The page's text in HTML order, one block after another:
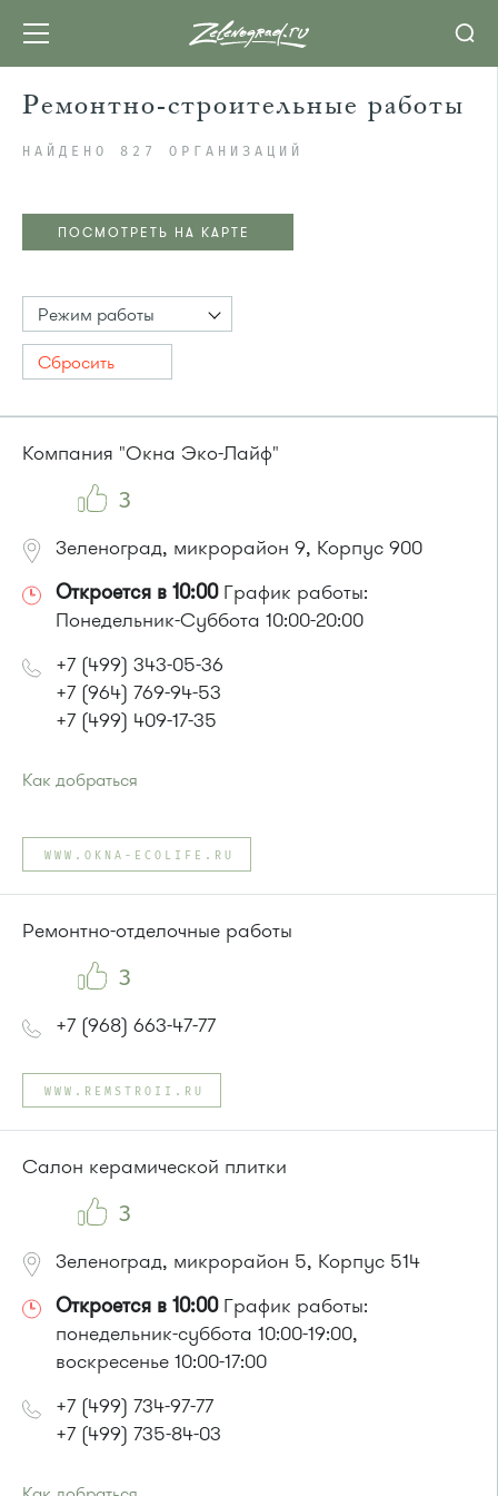
Ремонтно-строительные работы
НАЙДЕНО 827 ОРГАНИЗАЦИЙ
ПОСМОТРЕТЬ НА КАРТЕ
Режим работы
Сбросить
Компания "Окна Эко-Лайф"
3
Зеленоград, микрорайон 9, Корпус 900
Откроется в 10:00График работы:
Понедельник-Суббота 10:00-20:00
+7 (499) 343-05-36
+7 (964) 769-94-53
+7 (499) 409-17-35
Как добраться
Автобусы № 2, 3, 8, 11, 19, 21, 29.
Маршрутка № 408м, 419м
или до остановки"Поликлиника 105":
Маршрутка № 408м, 419м
WWW.OKNA-ECOLIFE.RU
Ремонтно-отделочные работы
3
+7 (968) 663-47-77
WWW.REMSTROII.RU
Салон керамической плитки
3
Зеленоград, микрорайон 5, Корпус 514
Откроется в 10:00График работы:
понедельник-суббота 10:00-19:00,
воскресенье 10:00-17:00
+7 (499) 734-97-77
+7 (499) 735-84-03